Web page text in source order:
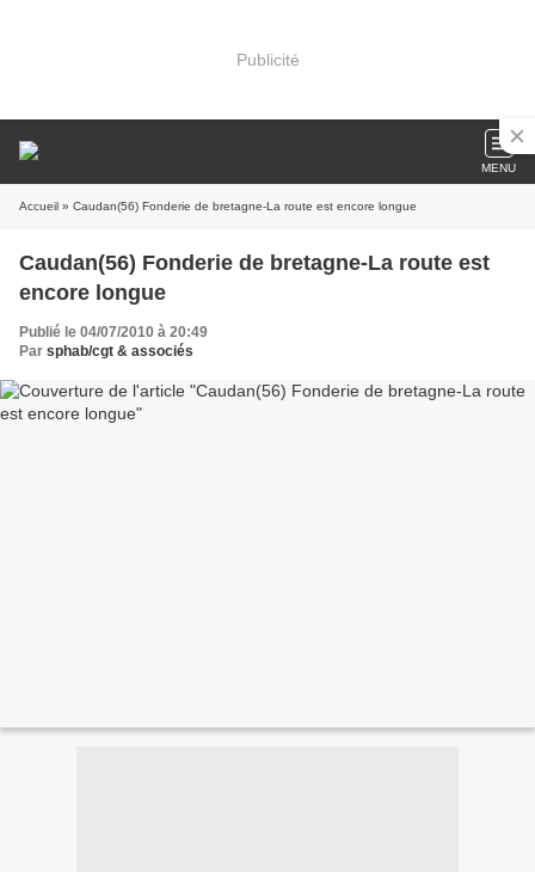
Publicité
MENU
Accueil » Caudan(56) Fonderie de bretagne-La route est encore longue
Caudan(56) Fonderie de bretagne-La route est
encore longue
Publié le 04/07/2010 à 20:49
Par sphab/cgt & associés